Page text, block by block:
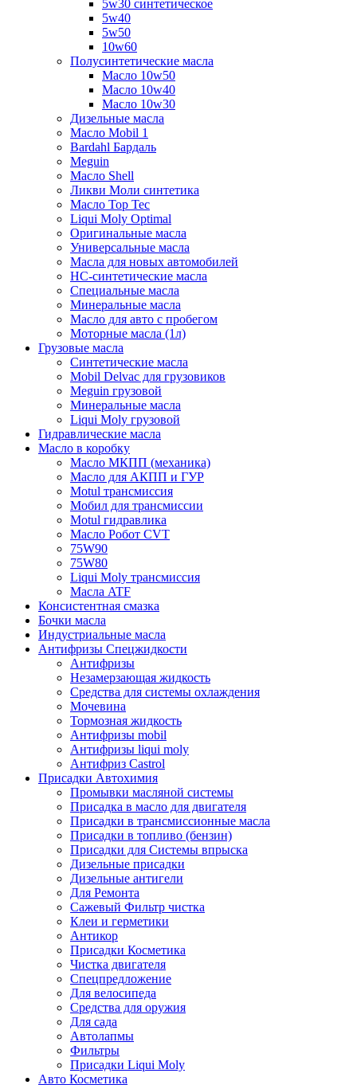
5w30 синтетическое
5w40
5w50
10w60
Полусинтетические масла
Масло 10w50
Масло 10w40
Масло 10w30
Дизельные масла
Масло Mobil 1
Bardahl Бардаль
Meguin
Масло Shell
Ликви Моли синтетика
Масло Top Tec
Liqui Moly Optimal
Оригинальные масла
Универсальные масла
Масла для новых автомобилей
HC-синтетические масла
Специальные масла
Минеральные масла
Масло для авто с пробегом
Моторные масла (1л)
Грузовые масла
Синтетические масла
Mobil Delvac для грузовиков
Meguin грузовой
Минеральные масла
Liqui Moly грузовой
Гидравлические масла
Масло в коробку
Масло МКПП (механика)
Масло для АКПП и ГУР
Motul трансмиссия
Мобил для трансмиссии
Motul гидравлика
Масло Робот CVT
75W90
75W80
Liqui Moly трансмиссия
Масла ATF
Консистентная смазка
Бочки масла
Индустриальные масла
Антифризы Спецжидкости
Антифризы
Незамерзающая жидкость
Средства для системы охлаждения
Мочевина
Тормозная жидкость
Антифризы mobil
Антифризы liqui moly
Антифриз Castrol
Присадки Автохимия
Промывки масляной системы
Присадка в масло для двигателя
Присадки в трансмиссионные масла
Присадки в топливо (бензин)
Присадки для Системы впрыска
Дизельные присадки
Дизельные антигели
Для Ремонта
Сажевый Фильтр чистка
Клеи и герметики
Антикор
Присадки Косметика
Чистка двигателя
Спецпредложение
Для велосипеда
Средства для оружия
Для сада
Автолапмы
Фильтры
Присадки Liqui Moly
Авто Косметика